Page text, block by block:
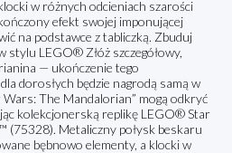
w różnych odcieniach szarości
efekt swojej imponującej
na podstawce z tabliczką. Zbuduj
stylu LEGO® Złóż szczegółowy,
— ukończenie tego
dorosłych będzie nagrodą samą w
The Mandalorian” mogą odkryć
kolekcjonerską replikę LEGO® Star
(75328). Metaliczny połysk beskaru
bębnowo elementy, a klocki w